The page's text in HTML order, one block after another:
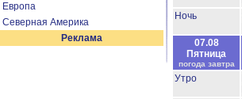
Европа
Северная Америка
Реклама
Ночь
07.08
Пятница
погода завтра
Утро